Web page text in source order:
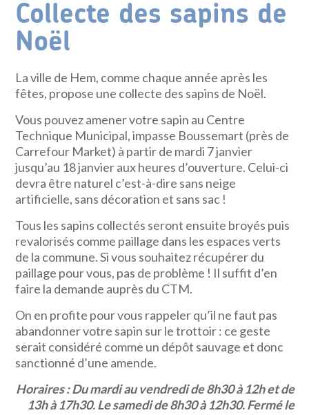
Collecte des sapins de
Noël
La ville de Hem, comme chaque année après les
fêtes, propose une collecte des sapins de Noël.
Vous pouvez amener votre sapin au Centre
Technique Municipal, impasse Boussemart (près de
Carrefour Market) à partir de mardi 7 janvier
jusqu’au 18 janvier aux heures d’ouverture. Celui-ci
devra être naturel c’est-à-dire sans neige
artificielle, sans décoration et sans sac !
Tous les sapins collectés seront ensuite broyés puis
revalorisés comme paillage dans les espaces verts
de la commune. Si vous souhaitez récupérer du
paillage pour vous, pas de problème ! Il suffit d’en
faire la demande auprès du CTM.
On en profite pour vous rappeler qu’il ne faut pas
abandonner votre sapin sur le trottoir : ce geste
serait considéré comme un dépôt sauvage et donc
sanctionné d’une amende.
Horaires : Du mardi au vendredi de 8h30 à 12h et de
13h à 17h30. Le samedi de 8h30 à 12h30. Fermé le